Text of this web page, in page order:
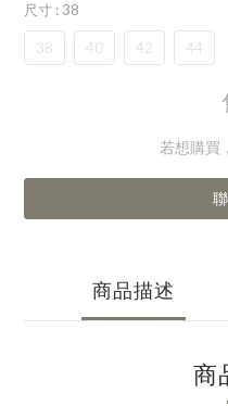
尺寸 : 38
38 40 42 44
若想購買
商品描述
商